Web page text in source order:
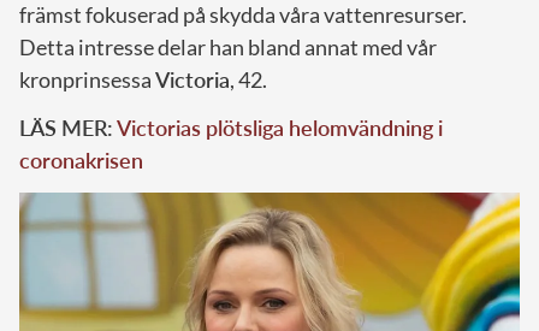
främst fokuserad på skydda våra vattenresurser.
Detta intresse delar han bland annat med vår
kronprinsessaVictoria, 42.
LÄS MER:Victorias plötsliga helomvändning i
coronakrisen